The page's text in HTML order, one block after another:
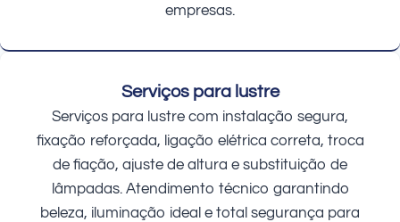
empresas.
Serviços para lustre
Serviços para lustre com instalação segura,
fixação reforçada, ligação elétrica correta, troca
de fiação, ajuste de altura e substituição de
lâmpadas. Atendimento técnico garantindo
beleza, iluminação ideal e total segurança para